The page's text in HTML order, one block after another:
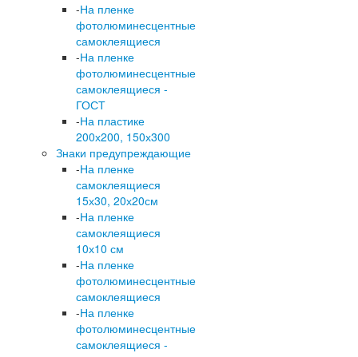
-На пленке
фотолюминесцентные
самоклеящиеся
-На пленке
фотолюминесцентные
самоклеящиеся -
ГОСТ
-На пластике
200х200, 150х300
Знаки предупреждающие
-На пленке
самоклеящиеся
15х30, 20х20см
-На пленке
самоклеящиеся
10х10 см
-На пленке
фотолюминесцентные
самоклеящиеся
-На пленке
фотолюминесцентные
самоклеящиеся -